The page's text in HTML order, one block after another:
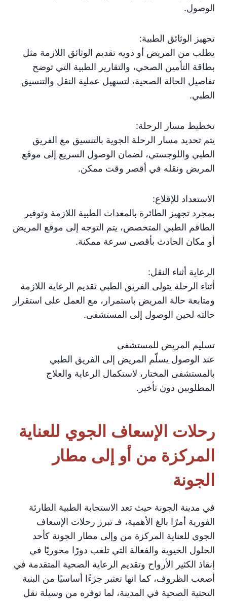
الوصول.
تجهيز الوثائق الطبية:
يطلب من المريض أو ذويه تقديم الوثائق اللازمة مثل
بطاقة التأمين الصحي، والتقارير الطبية التي توضح
تفاصيل الحالة الصحية، لتسهيل عملية النقل والتنسيق
الطبي.
تخطيط مسار الرحلة:
يتم تحديد مسار الرحلة الجوية بالتنسيق مع الفريق
الطبي واللوجستي، لضمان الوصول السريع إلى موقع
المريض ونقله في أقصر وقت ممكن.
الاستعداد للإقلاع:
بمجرد تجهيز الطائرة بالمعدات الطبية اللازمة وتوفير
الطاقم الطبي المتخصص، يتم التوجه إلى موقع المريض
أو مكان الحادث بأقصى سرعة ممكنة.
الرعاية أثناء النقل:
أثناء الرحلة يتولى الفريق الطبي تقديم الرعاية اللازمة
ومتابعة حالة المريض باستمرار، مع العمل على استقرار
حالته لحين الوصول إلى المستشفى.
تسليم المريض للمستشفى
عند الوصول يسلّم المريض إلى الفريق الطبي
بالمستشفى المختار، لاستكمال الرعاية والعلاج
المطلوبين دون تأخير.
رحلات الإسعاف الجوي للعناية
المركزة من أو إلى مطار
الجونة
في مدينة الجونة حيث تعد الاستجابة الطبية الطارئة
الفورية أمرًا بالغ الأهمية، فـ تبرز رحلات الإسعاف
الجوي للعناية المركزة من وإلى مطار الجونة كأحد
الحلول الحيوية والفعالة التي تلعب دورًا محوريًا في
إنقاذ الكثير الأرواح وتقديم الرعاية الصحية المتقدمة في
أصعب الظروف، كما انها تعتبر جزءًا أساسيًا من البنية
التحتية الصحية في المدينة، لما توفره من وسيلة نقل